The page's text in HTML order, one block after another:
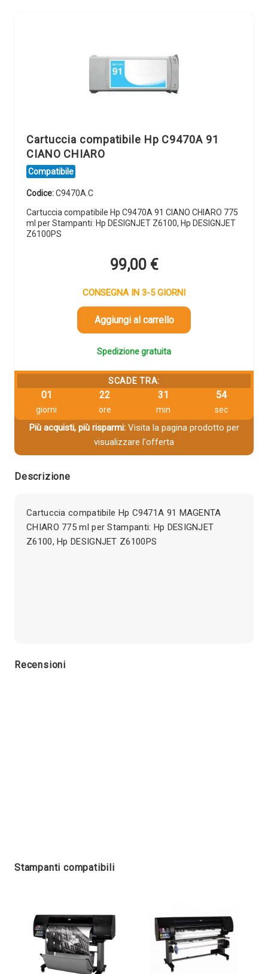
Cartuccia compatibile Hp C9470A 91
CIANO CHIARO
Compatibile
Codice:C9470A.C
Cartuccia compatibile Hp C9470A 91 CIANO CHIARO 775
ml per Stampanti: Hp DESIGNJET Z6100, Hp DESIGNJET
Z6100PS
99,00 €
CONSEGNA IN 3-5 GIORNI
Aggiungi al carrello
Spedizione gratuita
SCADE TRA:
01
giorni
22
ore
31
min
53
sec
Più acquisti, più risparmi:Visita la pagina prodotto per
visualizzare l'offerta
Descrizione
Cartuccia compatibile Hp C9471A 91 MAGENTA
CHIARO 775 ml per Stampanti: Hp DESIGNJET
Z6100, Hp DESIGNJET Z6100PS
Recensioni
Stampanti compatibili